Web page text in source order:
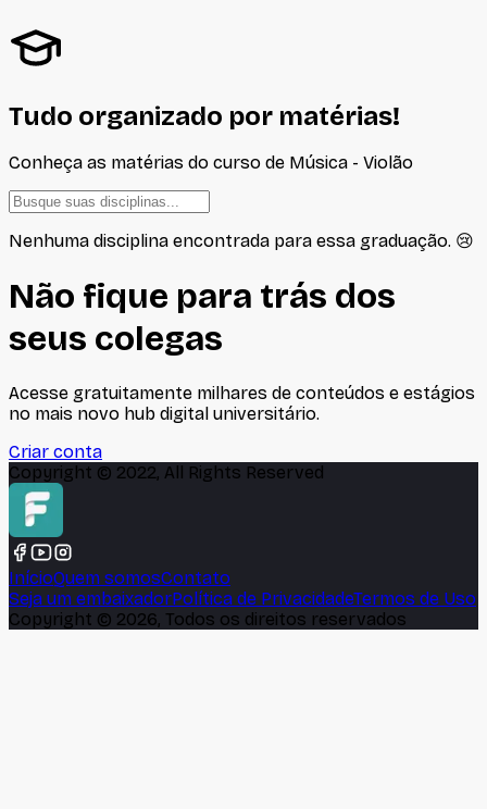
Tudo organizado por matérias!
Conheça as matérias do curso de Música - Violão
Nenhuma disciplina encontrada para essa graduação. 😢
Não fique para trás dos
seus colegas
Acesse gratuitamente milhares de conteúdos e estágios
no mais novo hub digital universitário.
Criar conta
Copyright © 2022, All Rights Reserved
InícioQuem somosContato
Seja um embaixadorPolítica de PrivacidadeTermos de Uso
Copyright © 2026, Todos os direitos reservados